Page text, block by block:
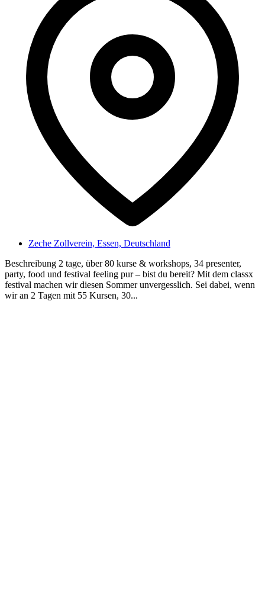
Zeche Zollverein, Essen, Deutschland
Beschreibung 2 tage, über 80 kurse & workshops, 34 presenter,
party, food und festival feeling pur – bist du bereit? Mit dem classx
festival machen wir diesen Sommer unvergesslich. Sei dabei, wenn
wir an 2 Tagen mit 55 Kursen, 30...